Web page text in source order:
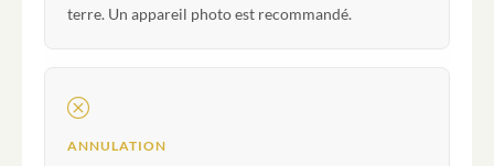
terre. Un appareil photo est recommandé.
ANNULATION